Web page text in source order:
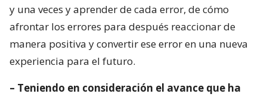
y una veces y aprender de cada error, de cómo
afrontar los errores para después reaccionar de
manera positiva y convertir ese error en una nueva
experiencia para el futuro.
– Teniendo en consideración el avance que ha